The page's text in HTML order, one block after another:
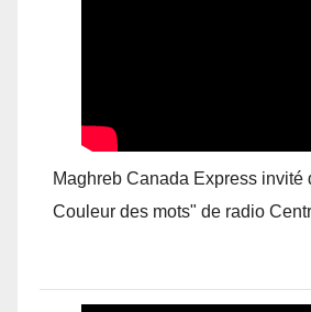
Maghreb Canada Express invité
Couleur des mots" de radio